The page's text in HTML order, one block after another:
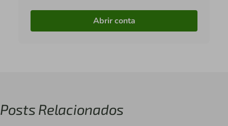
Abrir conta
Posts Relacionados